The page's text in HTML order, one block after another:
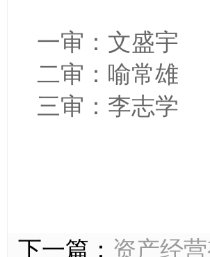
一审：文盛宇
二审：喻常雄
三审：李志学
下一篇： 资产经